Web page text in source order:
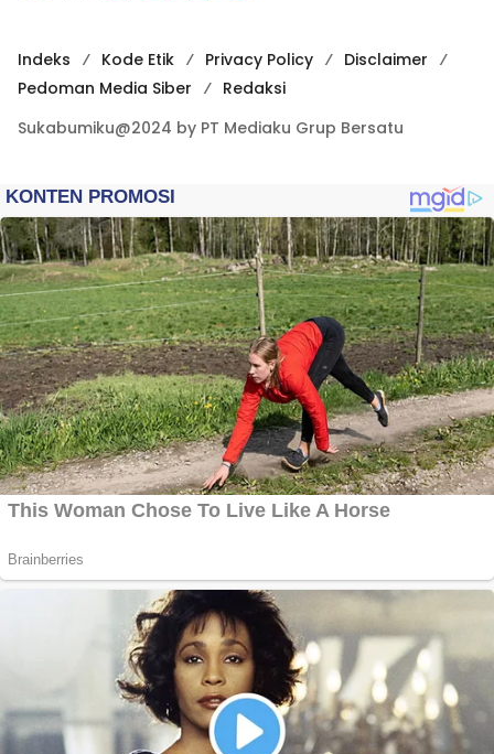
Indeks Kode Etik Privacy Policy
Disclaimer
Pedoman Media Siber
Redaksi
Sukabumiku@2024 by PT Mediaku Grup Bersatu